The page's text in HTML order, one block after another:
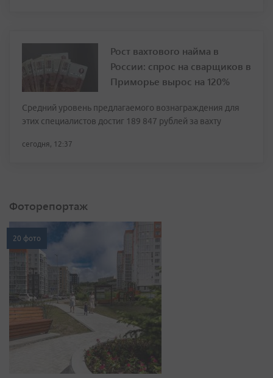
Рост вахтового найма в
России: спрос на сварщиков в
Приморье вырос на 120%
Средний уровень предлагаемого вознаграждения для
этих специалистов достиг 189 847 рублей за вахту
сегодня, 12:37
Фоторепортаж
20 фото